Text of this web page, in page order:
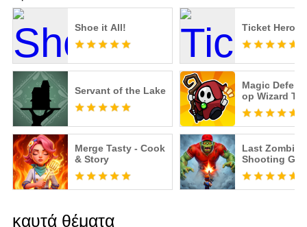
Shoe it All! Ticket Hero
Servant of the Lake
Magic
op Wizard TD
Merge Tasty - Cook
& Story
Last Zombie -
Shooting
καυτά θέματα